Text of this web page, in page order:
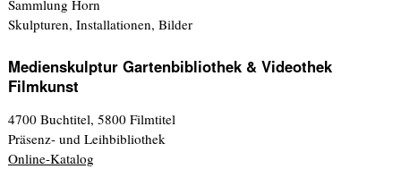
Sammlung Horn
Skulpturen, Installationen, Bilder
Medienskulptur Gartenbibliothek & Videothek
Filmkunst
4700 Buchtitel, 5800 Filmtitel
Präsenz- und Leihbibliothek
Online-Katalog